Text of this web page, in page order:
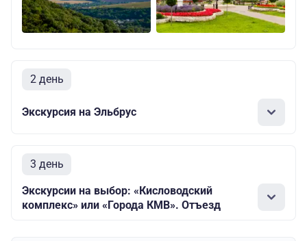
2 день
Экскурсия на Эльбрус
3 день
Экскурсии на выбор: «Кисловодский
комплекс» или «Города КМВ». Отъезд